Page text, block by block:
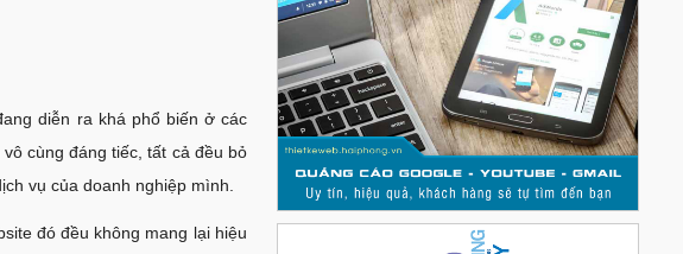
diễn ra khá phổ biến ở các
cùng đáng tiếc, tất cả đều bỏ
vụ của doanh nghiệp mình.
đó đều không mang lại hiệu